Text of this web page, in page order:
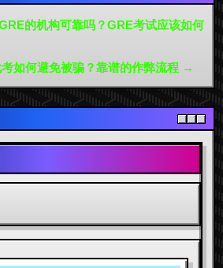
的机构可靠吗？GRE考试应该如何
如何避免被骗？靠谱的作弊流程 →